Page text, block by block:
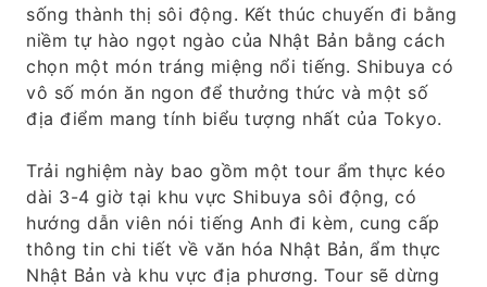
sống thành thị sôi động. Kết thúc chuyến đi bằng
niềm tự hào ngọt ngào của Nhật Bản bằng cách
chọn một món tráng miệng nổi tiếng. Shibuya có
vô số món ăn ngon để thưởng thức và một số
địa điểm mang tính biểu tượng nhất của Tokyo.
Trải nghiệm này bao gồm một tour ẩm thực kéo
dài 3-4 giờ tại khu vực Shibuya sôi động, có
hướng dẫn viên nói tiếng Anh đi kèm, cung cấp
thông tin chi tiết về văn hóa Nhật Bản, ẩm thực
Nhật Bản và khu vực địa phương. Tour sẽ dừng